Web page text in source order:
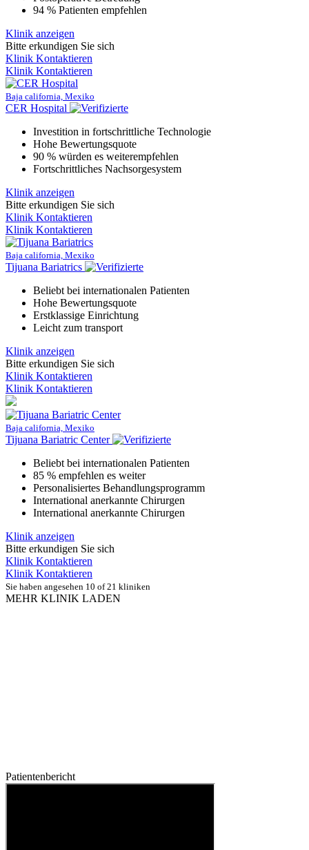
94 % Patienten empfehlen
Klinik anzeigen
Bitte erkundigen Sie sich
Klinik Kontaktieren
Klinik Kontaktieren
Baja california, Mexiko
CER Hospital
Investition in fortschrittliche Technologie
Hohe Bewertungsquote
90 % würden es weiterempfehlen
Fortschrittliches Nachsorgesystem
Klinik anzeigen
Bitte erkundigen Sie sich
Klinik Kontaktieren
Klinik Kontaktieren
Baja california, Mexiko
Tijuana Bariatrics
Beliebt bei internationalen Patienten
Hohe Bewertungsquote
Erstklassige Einrichtung
Leicht zum transport
Klinik anzeigen
Bitte erkundigen Sie sich
Klinik Kontaktieren
Klinik Kontaktieren
Baja california, Mexiko
Tijuana Bariatric Center
Beliebt bei internationalen Patienten
85 % empfehlen es weiter
Personalisiertes Behandlungsprogramm
International anerkannte Chirurgen
International anerkannte Chirurgen
Klinik anzeigen
Bitte erkundigen Sie sich
Klinik Kontaktieren
Klinik Kontaktieren
Sie haben angesehen 10 of 21 kliniken
MEHR KLINIK LADEN
Patientenbericht